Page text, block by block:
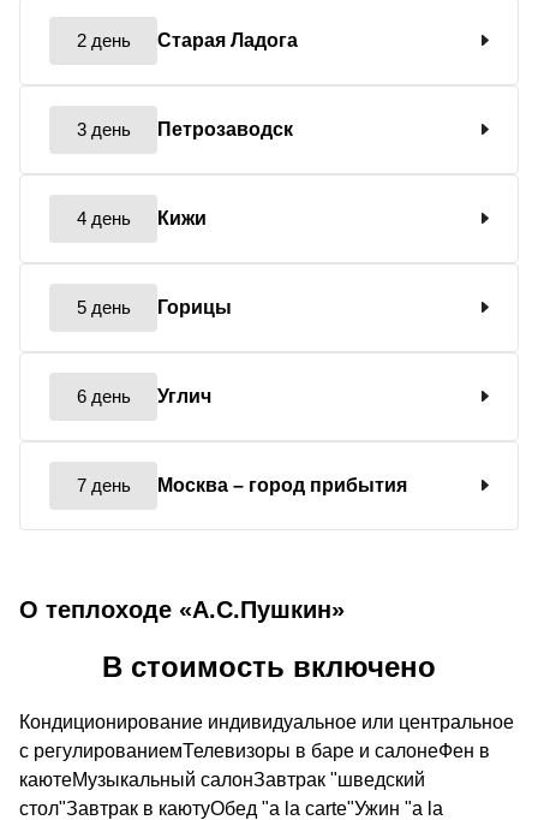
2 день Старая Ладога
3 день Петрозаводск
4 день Кижи
5 день Горицы
6 день Углич
7 день Москва – город прибытия
О теплоходе «А.С.Пушкин»
В стоимость включено
Кондиционирование индивидуальное или центральное
с регулированиемТелевизоры в баре и салонеФен в
каютеМузыкальный салонЗавтрак "шведский
стол"Завтрак в каютуОбед "a la carte"Ужин "a la